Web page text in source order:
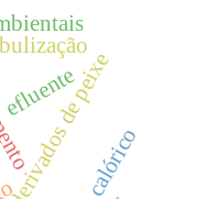
derivados de peixe
efluente